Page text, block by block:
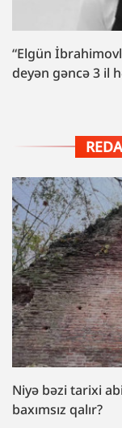
“Elgün
deyən gəncə 3 il
Niyə bəzi tarixi
baxımsız qalır?